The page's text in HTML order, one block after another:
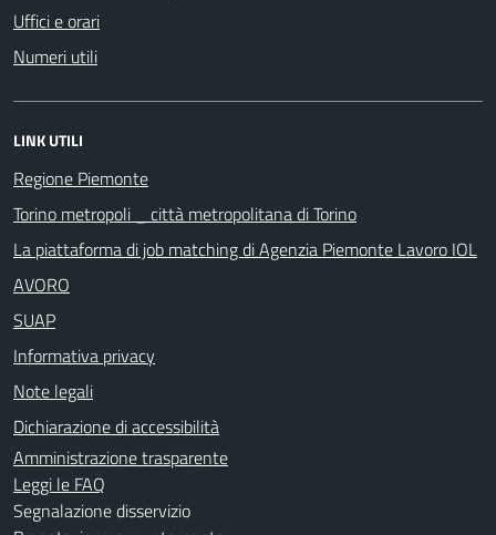
Uffici e orari
Numeri utili
LINK UTILI
Regione Piemonte
Torino metropoli _ città metropolitana di Torino
La piattaforma di job matching di Agenzia Piemonte Lavoro IOL
AVORO
SUAP
Informativa privacy
Note legali
Dichiarazione di accessibilità
Amministrazione trasparente
Leggi le FAQ
Segnalazione disservizio